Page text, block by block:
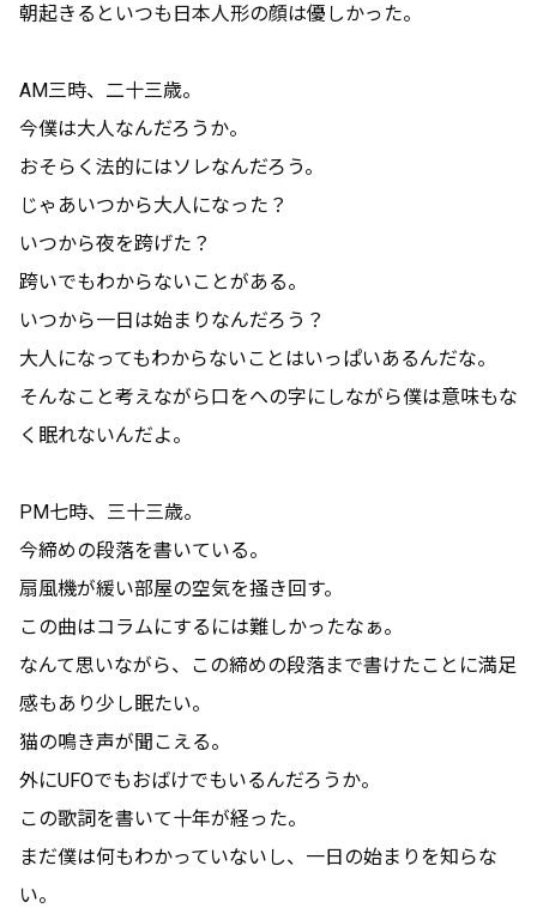
朝起きるといつも日本人形の顔は優しかった。
AM三時、二十三歳。
今僕は大人なんだろうか。
おそらく法的にはソレなんだろう。
じゃあいつから大人になった？
いつから夜を跨げた？
跨いでもわからないことがある。
いつから一日は始まりなんだろう？
大人になってもわからないことはいっぱいあるんだな。
そんなこと考えながら口をへの字にしながら僕は意味もな
く眠れないんだよ。
PM七時、三十三歳。
今締めの段落を書いている。
扇風機が緩い部屋の空気を掻き回す。
この曲はコラムにするには難しかったなぁ。
なんて思いながら、この締めの段落まで書けたことに満足
感もあり少し眠たい。
猫の鳴き声が聞こえる。
外にUFOでもおばけでもいるんだろうか。
この歌詞を書いて十年が経った。
まだ僕は何もわかっていないし、一日の始まりを知らな
い。